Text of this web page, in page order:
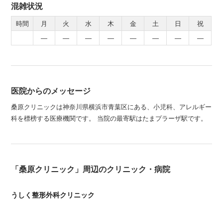
混雑状況
時間 月 火 水 木 金 土 日
祝
―
― ― ― ― ― ― ―
医院からのメッセージ
桑原クリニックは神奈川県横浜市青葉区にある、小児科、アレルギー
科を標榜する医療機関です。 当院の最寄駅はたまプラーザ駅です。
「桑原クリニック」周辺のクリニック・病院
うしく整形外科クリニック